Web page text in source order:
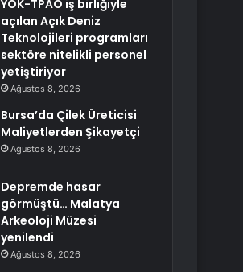
YÖK-TPAO iş birliğiyle
açılan Açık Deniz
Teknolojileri programları
sektöre nitelikli personel
yetiştiriyor
Ağustos 8, 2026
Bursa’da Çilek Üreticisi
Maliyetlerden Şikayetçi
Ağustos 8, 2026
Depremde hasar
görmüştü… Malatya
Arkeoloji Müzesi
yenilendi
Ağustos 8, 2026